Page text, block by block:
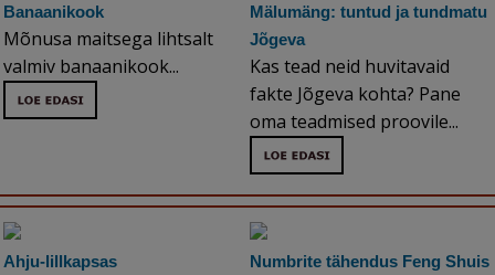
Banaanikook
Mõnusa maitsega lihtsalt
valmiv banaanikook...
Mälumäng: tuntud ja tundmatu
Jõgeva
Kas tead neid huvitavaid
fakte Jõgeva kohta? Pane
oma teadmised proovile...
Ahju-lillkapsas Numbrite tähendus Feng Shuis